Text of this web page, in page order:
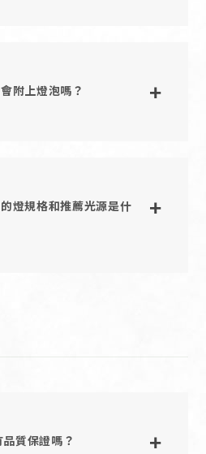
附上燈泡嗎？
燈規格和推薦光源是什
質保證嗎？